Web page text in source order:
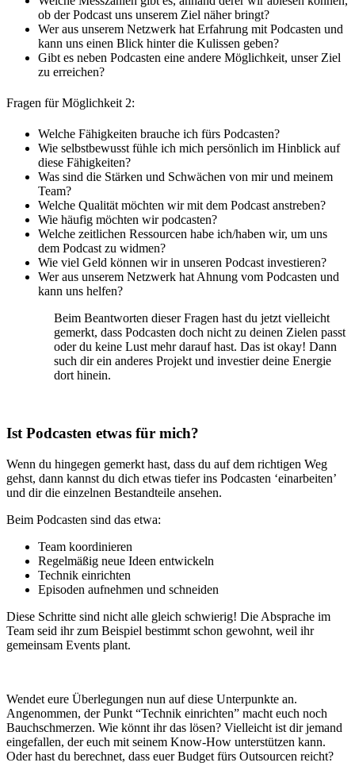
ob der Podcast uns unserem Ziel näher bringt?
Wer aus unserem Netzwerk hat Erfahrung mit Podcasten und
kann uns einen Blick hinter die Kulissen geben?
Gibt es neben Podcasten eine andere Möglichkeit, unser Ziel
zu erreichen?
Fragen für Möglichkeit 2:
Welche Fähigkeiten brauche ich fürs Podcasten?
Wie selbstbewusst fühle ich mich persönlich im Hinblick auf
diese Fähigkeiten?
Was sind die Stärken und Schwächen von mir und meinem
Team?
Welche Qualität möchten wir mit dem Podcast anstreben?
Wie häufig möchten wir podcasten?
Welche zeitlichen Ressourcen habe ich/haben wir, um uns
dem Podcast zu widmen?
Wie viel Geld können wir in unseren Podcast investieren?
Wer aus unserem Netzwerk hat Ahnung vom Podcasten und
kann uns helfen?
Beim Beantworten dieser Fragen hast du jetzt vielleicht
gemerkt, dass Podcasten doch nicht zu deinen Zielen passt
oder du keine Lust mehr darauf hast. Das ist okay! Dann
such dir ein anderes Projekt und investier deine Energie
dort hinein.
Ist Podcasten etwas für mich?
Wenn du hingegen gemerkt hast, dass du auf dem richtigen Weg
gehst, dann kannst du dich etwas tiefer ins Podcasten ‘einarbeiten’
und dir die einzelnen Bestandteile ansehen.
Beim Podcasten sind das etwa:
Team koordinieren
Regelmäßig neue Ideen entwickeln
Technik einrichten
Episoden aufnehmen und schneiden
Diese Schritte sind nicht alle gleich schwierig! Die Absprache im
Team seid ihr zum Beispiel bestimmt schon gewohnt, weil ihr
gemeinsam Events plant.
Wendet eure Überlegungen nun auf diese Unterpunkte an.
Angenommen, der Punkt “Technik einrichten” macht euch noch
Bauchschmerzen. Wie könnt ihr das lösen? Vielleicht ist dir jemand
eingefallen, der euch mit seinem Know-How unterstützen kann.
Oder hast du berechnet, dass euer Budget fürs Outsourcen reicht?